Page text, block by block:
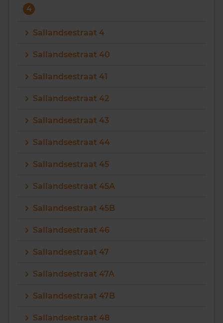
4
Sallandsestraat 4
Sallandsestraat 40
Sallandsestraat 41
Sallandsestraat 42
Sallandsestraat 43
Sallandsestraat 44
Sallandsestraat 45
Sallandsestraat 45A
Sallandsestraat 45B
Sallandsestraat 46
Sallandsestraat 47
Sallandsestraat 47A
Sallandsestraat 47B
Sallandsestraat 48